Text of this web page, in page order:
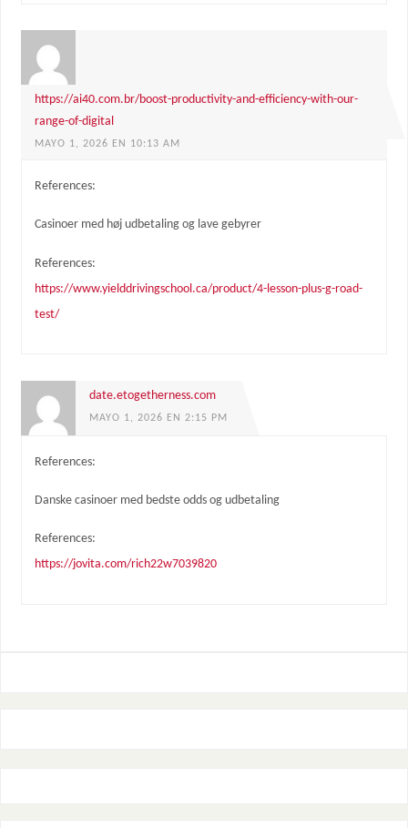
https://ai40.com.br/boost-productivity-and-efficiency-with-our-
range-of-digital
MAYO 1, 2026 EN 10:13 AM
References:
Casinoer med høj udbetaling og lave gebyrer
References:
https://www.yielddrivingschool.ca/product/4-lesson-plus-g-road-
test/
date.etogetherness.com
MAYO 1, 2026 EN 2:15 PM
References:
Danske casinoer med bedste odds og udbetaling
References:
https://jovita.com/rich22w7039820